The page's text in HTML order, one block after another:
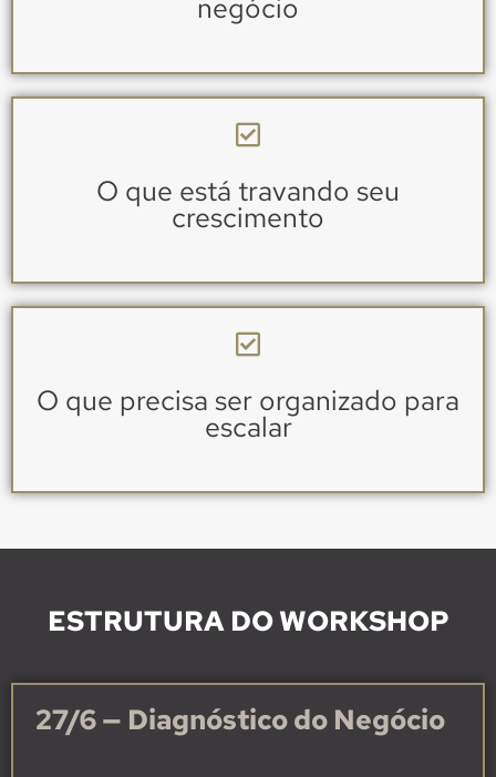
negócio
O que está travando seu
crescimento
O que precisa ser organizado para
escalar
ESTRUTURA DO WORKSHOP
27/6— Diagnóstico do Negócio